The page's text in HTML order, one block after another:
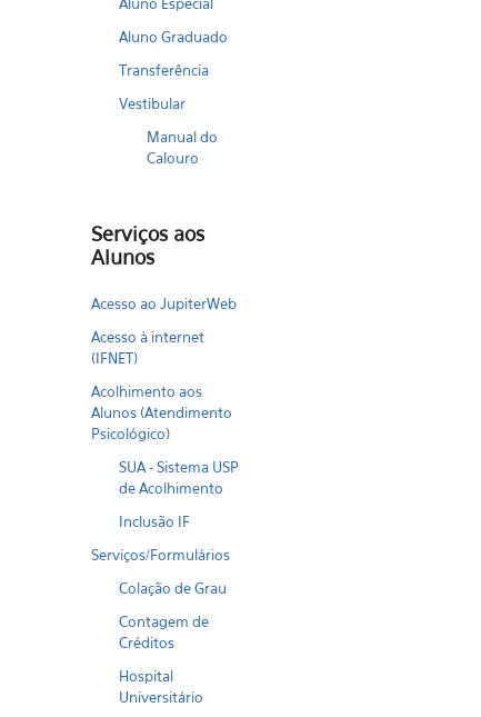
Aluno Graduado
Transferência
Vestibular
Manual do
Calouro
Serviços aos
Alunos
Acesso ao JupiterWeb
Acesso à internet
(IFNET)
Acolhimento aos
Alunos (Atendimento
Psicológico)
SUA - Sistema USP
de Acolhimento
Inclusão IF
Serviços/Formulários
Colação de Grau
Contagem de
Créditos
Hospital
Universitário